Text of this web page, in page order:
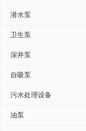
潜水泵
卫生泵
深井泵
自吸泵
污水处理设备
油泵